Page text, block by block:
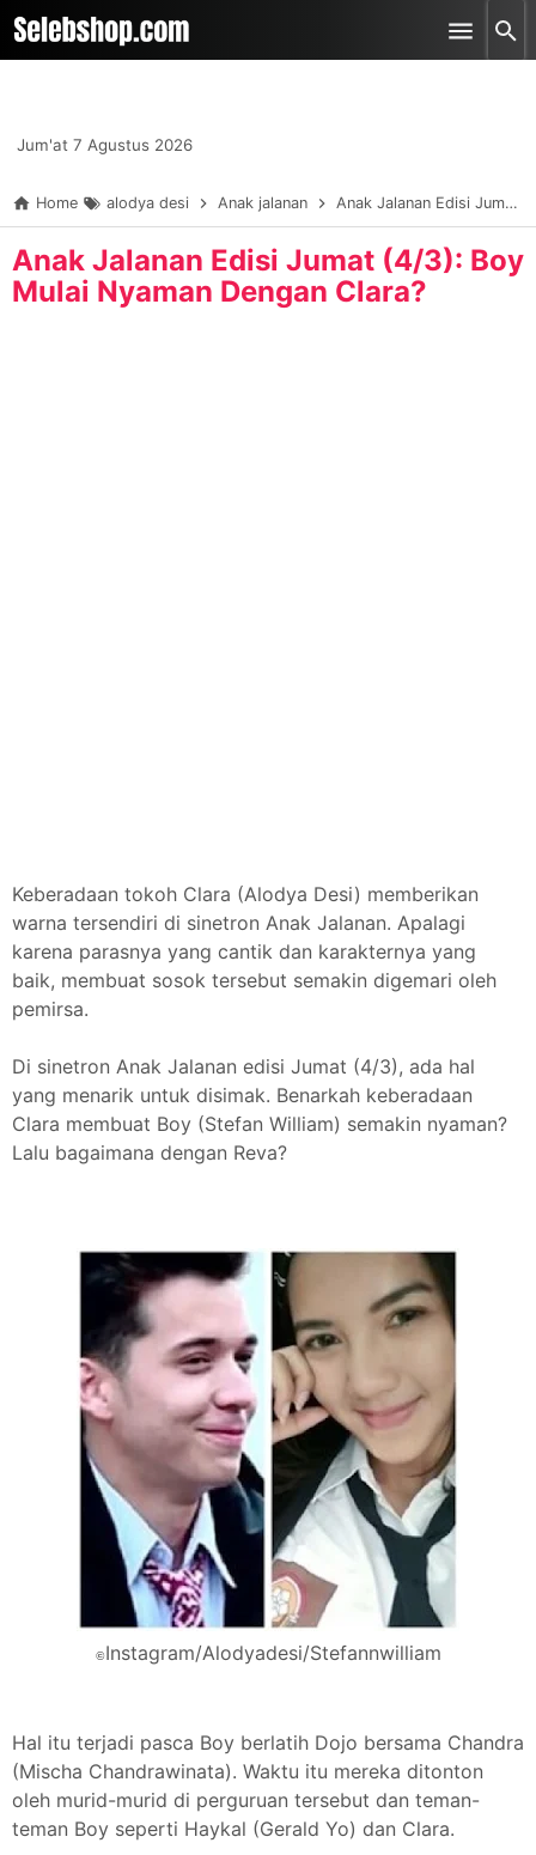
-->
Skip to main content
Jum'at 7 Agustus 2026
Home alodya desi Anak jalanan Anak Jalanan Edisi Jumat (4/3): Boy Mulai Nyaman Dengan Clara?
Anak Jalanan Edisi Jumat (4/3): Boy
Mulai Nyaman Dengan Clara?
Keberadaan tokoh Clara (Alodya Desi) memberikan
warna tersendiri di sinetron Anak Jalanan. Apalagi
karena parasnya yang cantik dan karakternya yang
baik, membuat sosok tersebut semakin digemari oleh
pemirsa.
Di sinetron Anak Jalanan edisi Jumat (4/3), ada hal
yang menarik untuk disimak. Benarkah keberadaan
Clara membuat Boy (Stefan William) semakin nyaman?
Lalu bagaimana dengan Reva?
©Instagram/Alodyadesi/Stefannwilliam
Hal itu terjadi pasca Boy berlatih Dojo bersama Chandra
(Mischa Chandrawinata). Waktu itu mereka ditonton
oleh murid-murid di perguruan tersebut dan teman-
teman Boy seperti Haykal (Gerald Yo) dan Clara.